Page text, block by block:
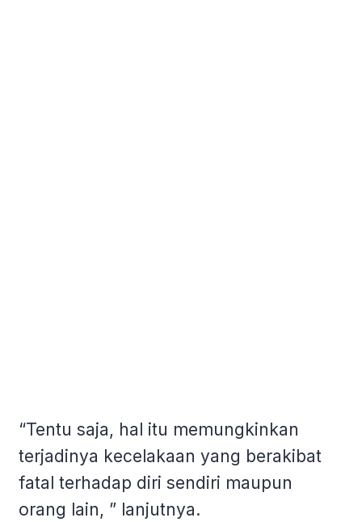
“Tentu saja, hal itu memungkinkan
terjadinya kecelakaan yang berakibat
fatal terhadap diri sendiri maupun
orang lain, ” lanjutnya.